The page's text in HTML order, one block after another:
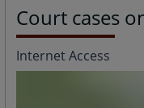
Court cases
Internet Access